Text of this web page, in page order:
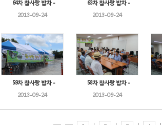
64차 참사랑 밥차 -
2013-09-24
63차 참사랑 밥차 -
2013-09-24
59차 참사랑 밥차 -
2013-09-24
58차 참사랑 밥차 -
2013-09-24